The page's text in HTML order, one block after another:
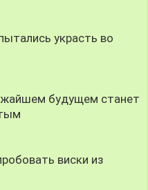
украсть во
будущем станет
виски из